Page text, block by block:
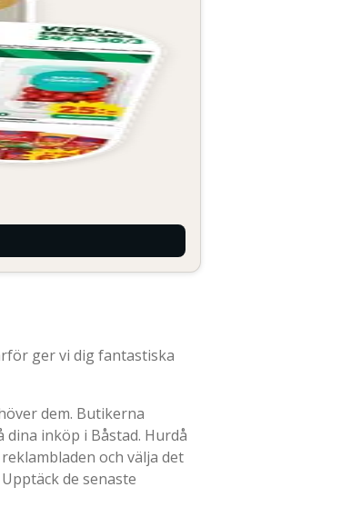
ger vi dig fantastiska
dem. Butikerna
inköp i Båstad. Hurdå
och välja det
de senaste